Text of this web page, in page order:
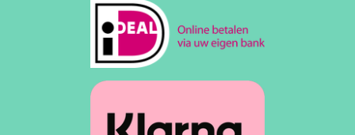
e
b
o
o
t
s
A
p
a
g
r
m